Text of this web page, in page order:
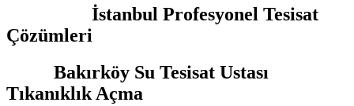
İstanbul Profesyonel Tesisat
Çözümleri
Bakırköy Su Tesisat Ustası
Tıkanıklık Açma